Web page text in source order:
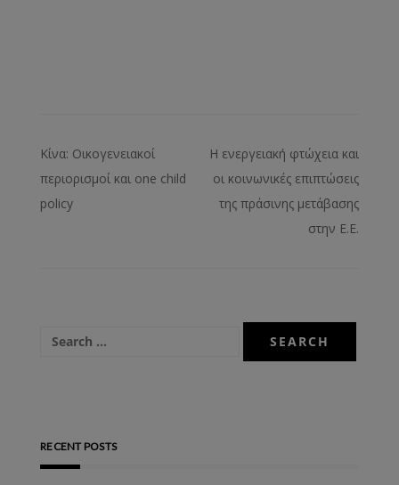
Κίνα: Οικογενειακοί
περιορισμοί και one child
policy
Η ενεργειακή φτώχεια και
οι κοινωνικές επιπτώσεις
της πράσινης μετάβασης
στην Ε.Ε.
RECENT POSTS